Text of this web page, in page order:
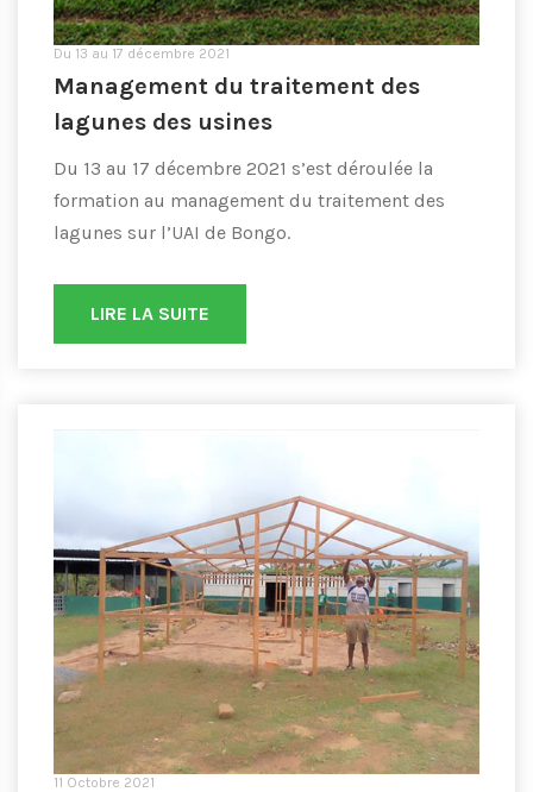
Du 13 au 17 décembre 2021
Management du traitement des
lagunes des usines
Du 13 au 17 décembre 2021 s’est déroulée la
formation au management du traitement des
lagunes sur l’UAI de Bongo.
LIRE LA SUITE
11 Octobre 2021